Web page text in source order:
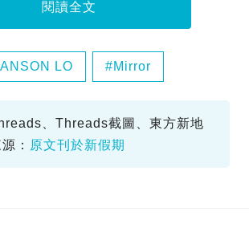
被洗版！閱讀全文
ANSON LO Mirror
、Threads截圖、東方新地
： 原文刊於新假期